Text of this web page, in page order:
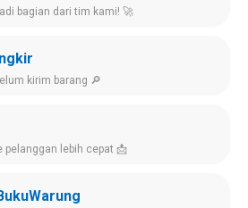
bagian dari tim kami! 🚀
kirim barang 🔎
pelanggan lebih cepat 📩